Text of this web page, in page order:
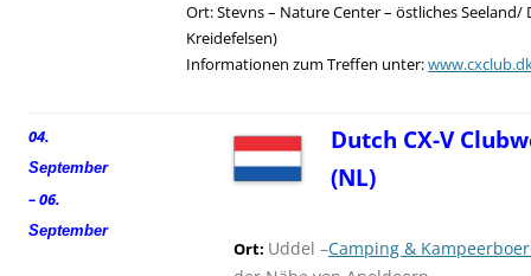
Ort: Stevns – Nature Center – östliches Seeland/
Kreidefelsen)
Informationen zum Treffen unter:
04.
September
– 06.
September
Dutch CX-V
(NL)
Ort: Uddel –Camping &